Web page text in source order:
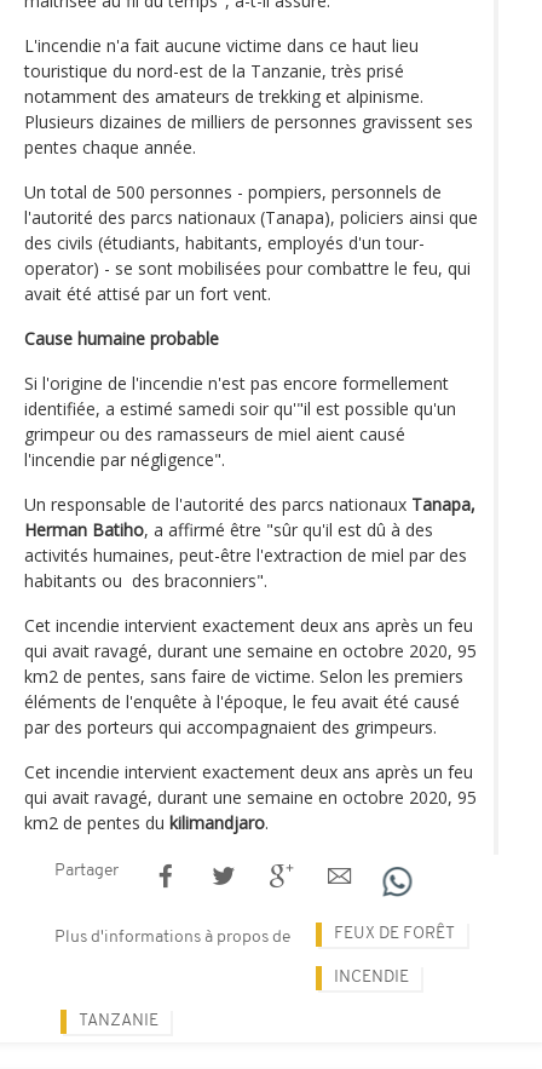
L'incendie n'a fait aucune victime dans ce haut lieu
touristique du nord-est de la Tanzanie, très prisé
notamment des amateurs de trekking et alpinisme.
Plusieurs dizaines de milliers de personnes gravissent ses
pentes chaque année.
Un total de 500 personnes - pompiers, personnels de
l'autorité des parcs nationaux (Tanapa), policiers ainsi que
des civils (étudiants, habitants, employés d'un tour-
operator) - se sont mobilisées pour combattre le feu, qui
avait été attisé par un fort vent.
Cause humaine probable
Si l'origine de l'incendie n'est pas encore formellement
identifiée, a estimé samedi soir qu'"il est possible qu'un
grimpeur ou des ramasseurs de miel aient causé
l'incendie par négligence".
Un responsable de l'autorité des parcs nationaux Tanapa,
Herman Batiho, a affirmé être "sûr qu'il est dû à des
activités humaines, peut-être l'extraction de miel par des
habitants ou des braconniers".
Cet incendie intervient exactement deux ans après un feu
qui avait ravagé, durant une semaine en octobre 2020, 95
km2 de pentes, sans faire de victime. Selon les premiers
éléments de l'enquête à l'époque, le feu avait été causé
par des porteurs qui accompagnaient des grimpeurs.
Cet incendie intervient exactement deux ans après un feu
qui avait ravagé, durant une semaine en octobre 2020, 95
km2 de pentes du kilimandjaro.
Partager
Plus d'informations à propos de FEUX DE FORÊT
INCENDIE
TANZANIE